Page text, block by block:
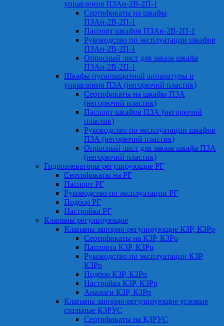
управления ПЗАн-2В-2П-1
Сертификаты на шкафы
ПЗАн-2В-2П-1
Паспорт шкафов ПЗАн-2В-2П-1
Руководство по эксплуатации шкафов
ПЗАн-2В-2П-1
Опросный лист для заказа шкафа
ПЗАн-2В-2П-1
Шкафы пускозащитной аппаратуры и
управления ПЗА (негорючий пластик)
Сертификаты на шкафы ПЗА
(негорючий пластик)
Паспорт шкафов ПЗА (негорючий
пластик)
Руководство по эксплуатации шкафов
ПЗА (негорючий пластик)
Опросный лист для заказа шкафа ПЗА
(негорючий пластик)
Гидроэлеваторы регулирующие РГ
Сертификаты на РГ
Паспорт РГ
Руководство по эксплуатации РГ
Подбор РГ
Настройка РГ
Клапаны регулирующие
Клапаны запорно-регулирующие КЗР, КЗРр
Сертификаты на КЗР, КЗРр
Паспорта КЗР, КЗРр
Руководство по эксплуатации КЗР,
КЗРр
Подбор КЗР, КЗРр
Настройка КЗР, КЗРр
Аналоги КЗР, КЗРр
Клапаны запорно-регулирующие угловые
стальные КЗРУС
Сертификаты на КЗРУС